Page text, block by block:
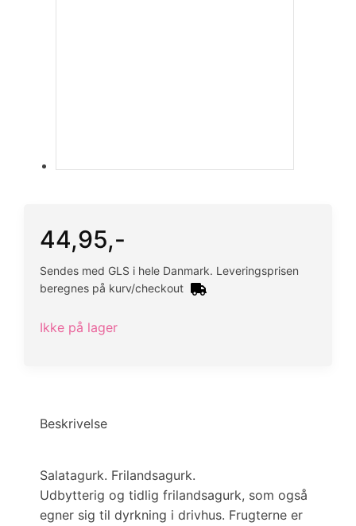
44,95,-
Sendes med GLS i hele Danmark. Leveringsprisen
beregnes på kurv/checkout
Ikke på lager
Beskrivelse
Salatagurk. Frilandsagurk.
Udbytterig og tidlig frilandsagurk, som også
egner sig til dyrkning i drivhus. Frugterne er